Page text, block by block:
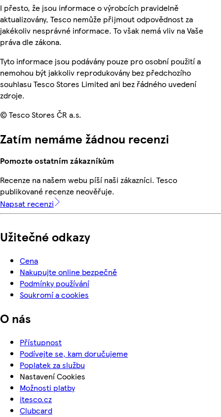
I přesto, že jsou informace o výrobcích pravidelně
aktualizovány, Tesco nemůže přijmout odpovědnost za
jakékoliv nesprávné informace. To však nemá vliv na Vaše
práva dle zákona.
Tyto informace jsou podávány pouze pro osobní použití a
nemohou být jakkoliv reprodukovány bez předchozího
souhlasu Tesco Stores Limited ani bez řádného uvedení
zdroje.
© Tesco Stores ČR a.s.
Zatím nemáme žádnou recenzi
Pomozte ostatním zákazníkům
Recenze na našem webu píší naši zákazníci. Tesco
publikované recenze neověřuje.
Napsat recenzi
Užitečné odkazy
Cena
Nakupujte online bezpečně
Podmínky používání
Soukromí a cookies
O nás
Přístupnost
Podívejte se, kam doručujeme
Poplatek za službu
Nastavení Cookies
Možnosti platby
itesco.cz
Clubcard